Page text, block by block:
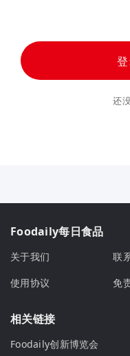
还
Foodaily每日食品
关于我们 联
使用协议
免
相关链接
Foodaily创新博览会